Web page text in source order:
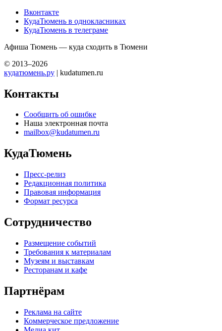
Вконтакте
КудаТюмень в однокласниках
КудаТюмень в телеграме
Афиша Тюмень — куда сходить в Тюмени
© 2013–2026
кудатюмень.ру | kudatumen.ru
Контакты
Сообщить об ошибке
Наша электронная почта
mailbox@kudatumen.ru
КудаТюмень
Пресс-релиз
Редакционная политика
Правовая информация
Формат ресурса
Сотрудничество
Размещение событий
Требования к материалам
Музеям и выставкам
Ресторанам и кафе
Партнёрам
Реклама на сайте
Коммерческое предложение